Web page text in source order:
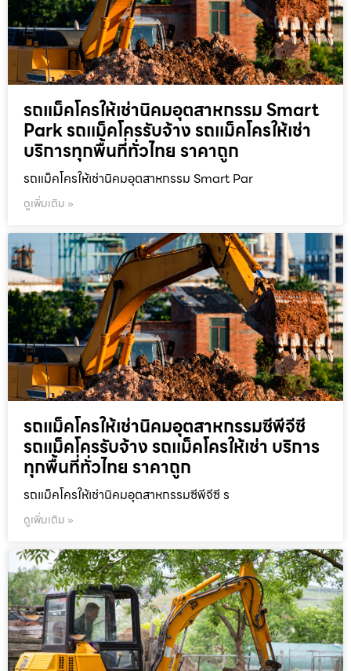
รถแม็คโครให้เช่านิคมอุตสาหกรรม Smart
Park รถแม็คโครรับจ้าง รถแม็คโครให้เช่า
บริการทุกพื้นที่ทั่วไทย ราคาถูก
รถแม็คโครให้เช่านิคมอุตสาหกรรม Smart Par
ดูเพิ่มเติม »
รถแม็คโครให้เช่านิคมอุตสาหกรรมซีพีจีซี
รถแม็คโครรับจ้าง รถแม็คโครให้เช่า บริการ
ทุกพื้นที่ทั่วไทย ราคาถูก
รถแม็คโครให้เช่านิคมอุตสาหกรรมซีพีจีซี ร
ดูเพิ่มเติม »